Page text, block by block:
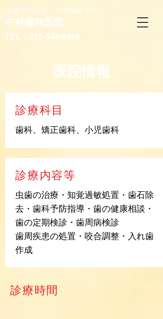
上越市の歯科・小児歯科です
TEL： 025-544-6479
中村歯科医院
医院情報
診療科目
歯科、矯正歯科、小児歯科
診療内容等
虫歯の治療・知覚過敏処置・歯石除
去・歯科予防指導・歯の健康相談・
歯の定期検診・歯周病検診
歯周疾患の処置・咬合調整・入れ歯
作成
診療時間